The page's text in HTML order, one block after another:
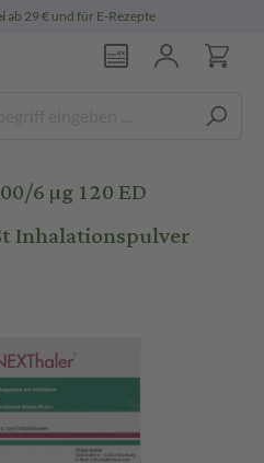
ab 29 € und für E-Rezepte
6 µg 120 ED
Inhalationspulver